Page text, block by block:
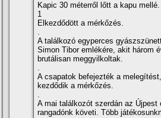
Kapic 30 méterről lőtt a kapu mellé.
1
Elkezdődött a mérkőzés.
.
A találkozó egyperces
Simon Tibor emlékére, akit három
brutálisan meggyilkoltak.
.
A csapatok befejezték a
kezdődik a mérkőzés.
.
A mai találkozót szerdán az Újpest
rangadónk követi. Több